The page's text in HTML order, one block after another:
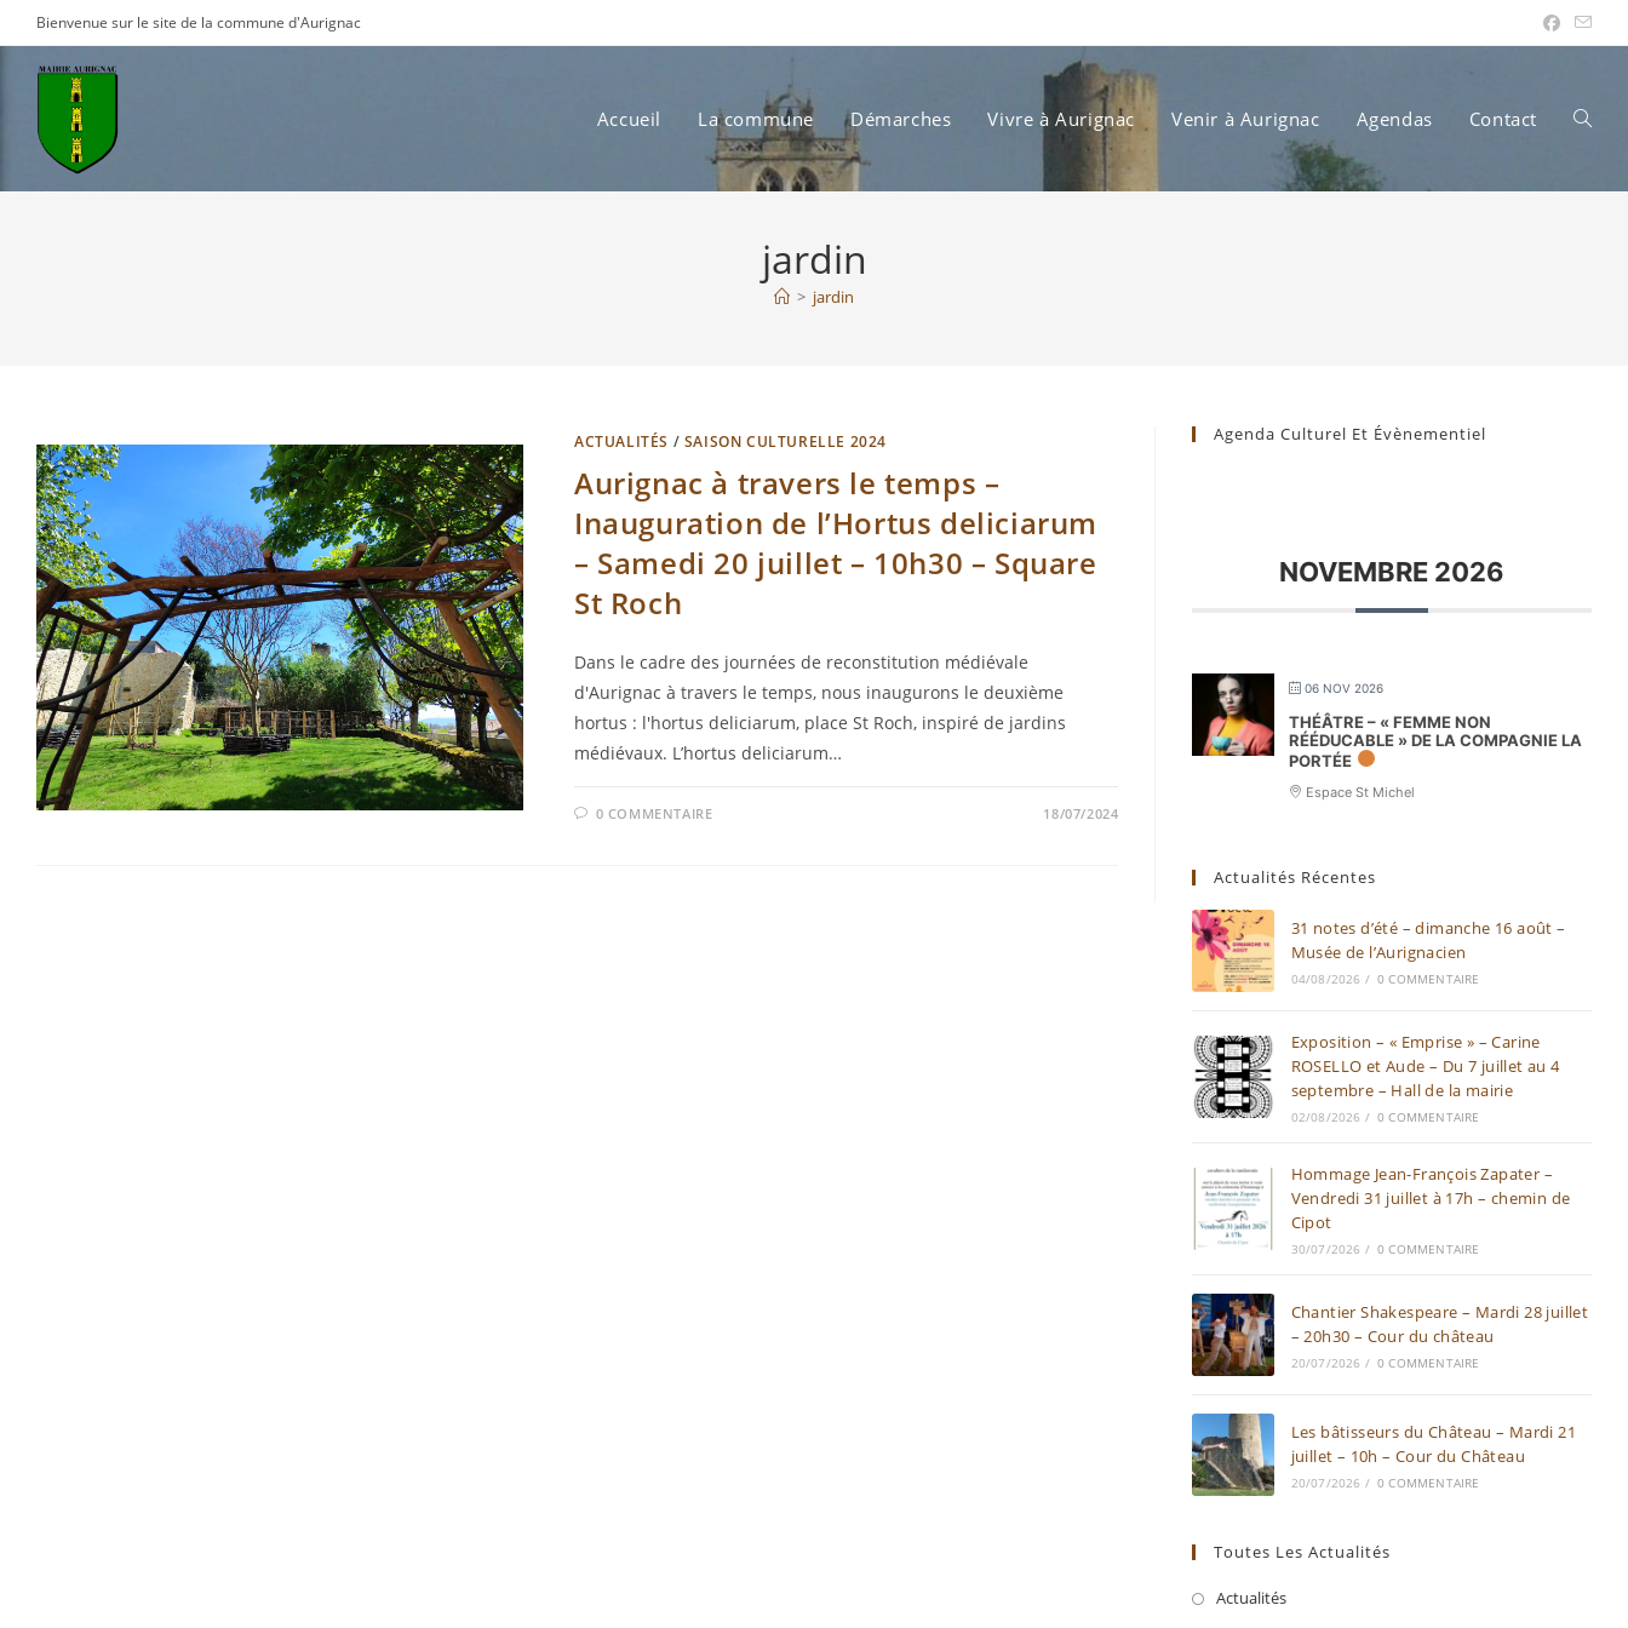
to
content
Bienvenue sur le site de la commune d'Aurignac
Accueil La commune Démarches Vivre à Aurignac Venir à Aurignac Agendas Contact Toggle
jardin
> jardin
ACTUALITÉS / SAISON CULTURELLE 2024
Aurignac à travers le temps –
Inauguration de l’Hortus deliciarum
– Samedi 20 juillet – 10h30 – Square
St Roch
Dans le cadre des journées de reconstitution médiévale
d'Aurignac à travers le temps, nous inaugurons le deuxième
hortus : l'hortus deliciarum, place St Roch, inspiré de jardins
médiévaux. L’hortus deliciarum…
0 COMMENTAIRE 18/07/2024
Agenda Culturel Et Évènementiel
NOVEMBRE 2026
06 NOV 2026
THÉÂTRE – « FEMME NON
RÉÉDUCABLE » DE LA COMPAGNIE LA
PORTÉE
Espace St Michel
Actualités Récentes
31 notes d’été – dimanche 16 août –
Musée de l’Aurignacien
04/08/2026 / 0 COMMENTAIRE
Exposition – « Emprise » – Carine
ROSELLO et Aude – Du 7 juillet au 4
septembre – Hall de la mairie
02/08/2026 / 0 COMMENTAIRE
Hommage Jean-François Zapater –
Vendredi 31 juillet à 17h – chemin de
Cipot
30/07/2026 / 0 COMMENTAIRE
Chantier Shakespeare – Mardi 28 juillet
– 20h30 – Cour du château
20/07/2026 / 0 COMMENTAIRE
Les bâtisseurs du Château – Mardi 21
juillet – 10h – Cour du Château
20/07/2026 / 0 COMMENTAIRE
Toutes Les Actualités
Actualités